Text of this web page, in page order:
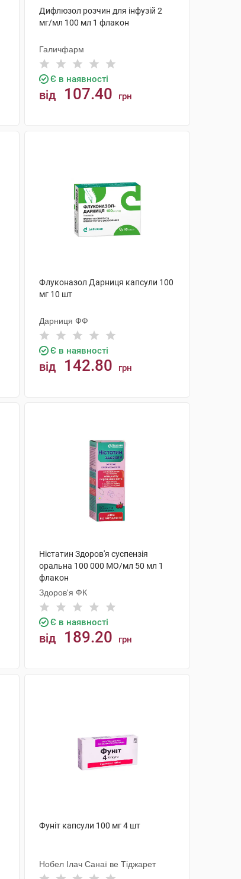
Дифлюзол розчин для інфузій 2
мг/мл 100 мл 1 флакон
Галичфарм
Є в наявності
від 107.40 грн
Флуконазол Дарниця капсули 100
мг 10 шт
Дарниця ФФ
Є в наявності
від 142.80 грн
Ністатин Здоров'я суспензія
оральна 100 000 МО/мл 50 мл 1
флакон
Здоров'я ФК
Є в наявності
від 189.20 грн
Фуніт капсули 100 мг 4 шт
Нобел Ілач Санаї ве Тіджарет